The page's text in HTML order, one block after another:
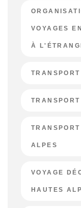
VOYAGES
À
TRANSPORT
ALPES
VOYAGE
HAUTES